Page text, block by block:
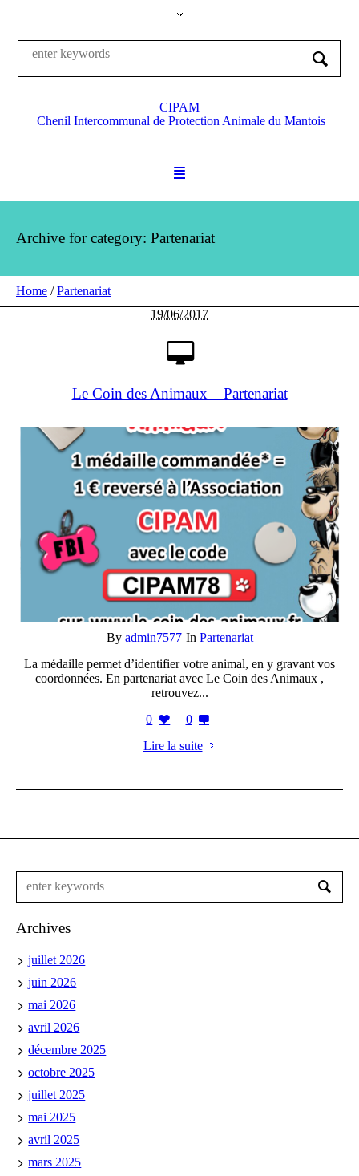
CIPAM
Chenil Intercommunal de Protection Animale du Mantois
Archive for category: Partenariat
Home /Partenariat
19/06/2017
Le Coin des Animaux – Partenariat
By admin7577 In Partenariat
La médaille permet d’identifier votre animal, en y gravant vos
coordonnées. En partenariat avec Le Coin des Animaux ,
retrouvez...
0
0
Lire la suite
Archives
juillet 2026
juin 2026
mai 2026
avril 2026
décembre 2025
octobre 2025
juillet 2025
mai 2025
avril 2025
mars 2025